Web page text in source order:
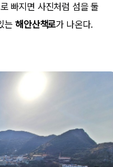
빠지면 사진처럼 섬을 둘
는 해안산책로가 나온다.